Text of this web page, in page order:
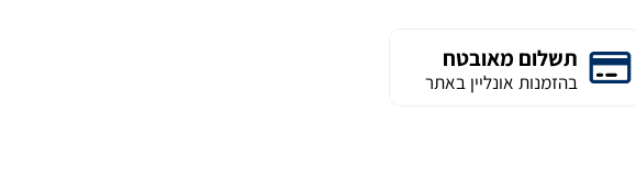
תשלום מאובטח
בהזמנות אונליין באתר